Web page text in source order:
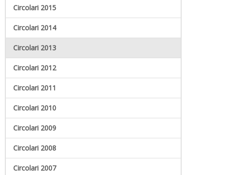
Circolari 2015
Circolari 2014
Circolari 2013
Circolari 2012
Circolari 2011
Circolari 2010
Circolari 2009
Circolari 2008
Circolari 2007